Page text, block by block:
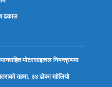
ढकाल
मोटरसाइकल नियन्त्रणमा
तहमा, ३४ ढोका खोलियो